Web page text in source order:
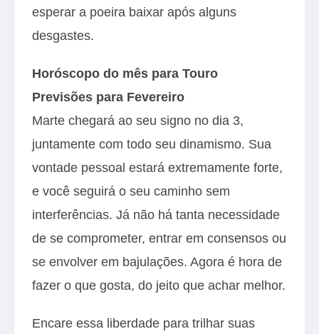
esperar a poeira baixar após alguns
desgastes.
Horóscopo do mês para Touro
Previsões para Fevereiro
Marte chegará ao seu signo no dia 3,
juntamente com todo seu dinamismo. Sua
vontade pessoal estará extremamente forte,
e você seguirá o seu caminho sem
interferências. Já não há tanta necessidade
de se comprometer, entrar em consensos ou
se envolver em bajulações. Agora é hora de
fazer o que gosta, do jeito que achar melhor.
Encare essa liberdade para trilhar suas